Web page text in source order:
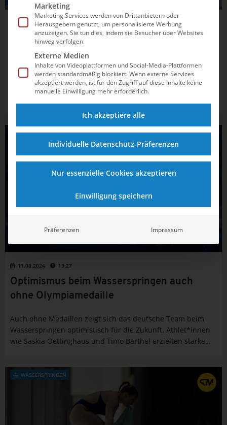
23.12.2024 12:20
Wasserspringen: Technik, Tipps und
überraschende Fakten
Von speziellen Sprungtechniken und Sprungbrett-
Einstellungen bis hin zu überraschenden Tabus wie
Handtücher nutzen und welche Badehosen die beste
WASSERSPRINGEN
11.08.2024 19:27
Optimismus beim Wasserspringen auch
ohne Olympiamedaille
Auch ohne Medaillen zeigt sich das deutsche Team beim
Wasserspringen optimistisch für die Zukunft. Athlet*innen
wie Saskia Oettinghaus und Timo Barthel erzielten starke
WASSERSPRINGEN
Marketing
Marketing Services werden von Drittanbietern oder
Herausgebern genutzt, um personalisierte Werbung
anzuzeigen. Sie tun dies, indem sie Besucher über Websites
hinweg verfolgen.
Externe Medien
Inhalte von Videoplattformen und Social-Media-Plattformen
werden standardmäßig blockiert. Wenn externe Services
akzeptiert werden, ist für den Zugriff auf diese Inhalte keine
manuelle Einwilligung mehr erforderlich.
Ich akzeptiere alle
Individuelle Datenschutz-Präferenzen
Nur essenzielle Cookies akzeptieren
Einwilligung speichern
Präferenzen Impressum